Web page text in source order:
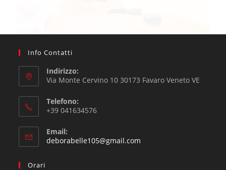
Info Contatti
Indirizzo:
Via Monte Cervino 10 30173 Favaro Veneto VE
Telefono:
+39 041634576
Email:
deborabelle105@gmail.com
Orari